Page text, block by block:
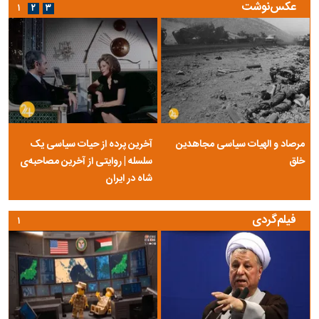
عکس‌نوشت
مرصاد و الهیات سیاسی مجاهدین
خلق
آخرین پرده از حیات سیاسی یک
سلسله | روایتی از آخرین مصاحبه‌ی
شاه در ایران
۱ ۲ ۳
فیلم‌گردی ۱